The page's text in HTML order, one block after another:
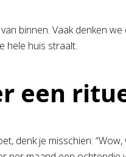
binnen. Vaak denken
hele huis straalt.
een
denk je misschien: